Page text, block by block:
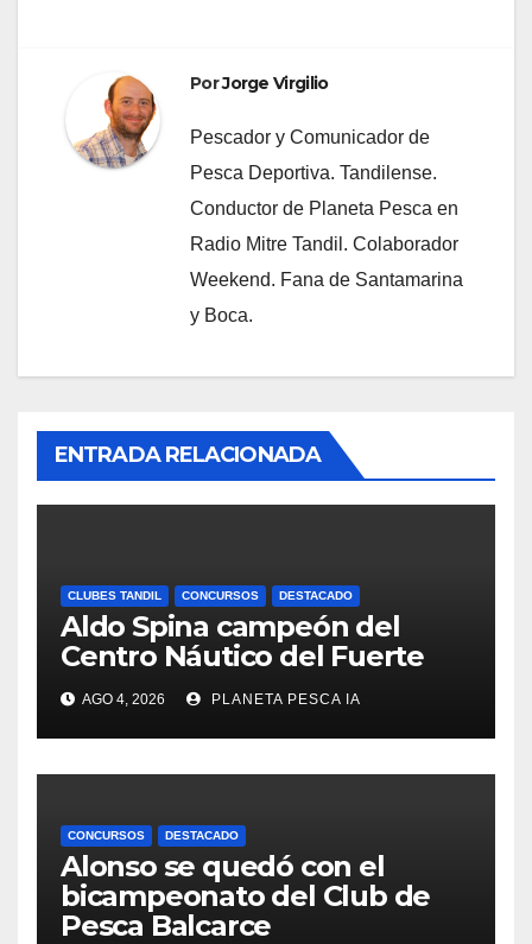
PorJorge Virgilio
Pescador y Comunicador de
Pesca Deportiva. Tandilense.
Conductor de Planeta Pesca en
Radio Mitre Tandil. Colaborador
Weekend. Fana de Santamarina
y Boca.
ENTRADA RELACIONADA
CLUBES TANDIL CONCURSOS DESTACADO
Aldo Spina campeón del
Centro Náutico del Fuerte
AGO 4, 2026 PLANETA PESCA IA
CONCURSOS DESTACADO
Alonso se quedó con el
bicampeonato del Club de
Pesca Balcarce